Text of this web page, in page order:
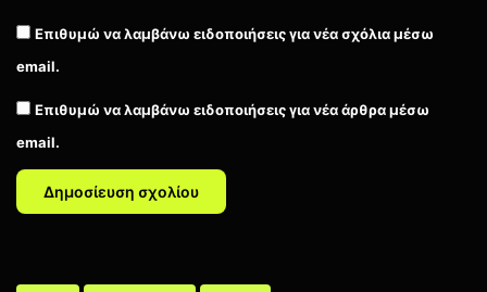
Επιθυμώ να λαμβάνω ειδοποιήσεις για νέα σχόλια μέσω
email.
Επιθυμώ να λαμβάνω ειδοποιήσεις για νέα άρθρα μέσω
email.